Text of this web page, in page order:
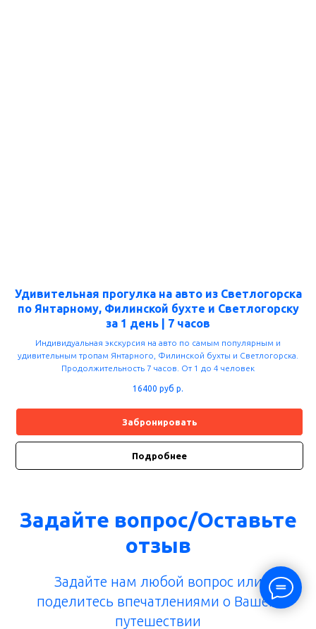
Удивительная прогулка на авто из Светлогорска
по Янтарному, Филинской бухте и Светлогорску
за 1 день | 7 часов
Индивидуальная экскурсия на авто по самым популярным и
удивительным тропам Янтарного, Филинской бухты и Светлогорска.
Продолжительность 7 часов. От 1 до 4 человек
16400 руб р.
Забронировать
Подробнее
Задайте вопрос/Оставьте
отзыв
Задайте нам любой вопрос или
поделитесь впечатлениями о Вашем
путешествии